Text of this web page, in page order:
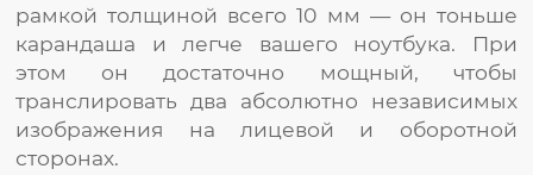
рамкой толщиной всего 10 мм — он тоньше
карандаша и легче вашего ноутбука. При
этом он достаточно мощный, чтобы
транслировать два абсолютно независимых
изображения на лицевой и оборотной
сторонах.